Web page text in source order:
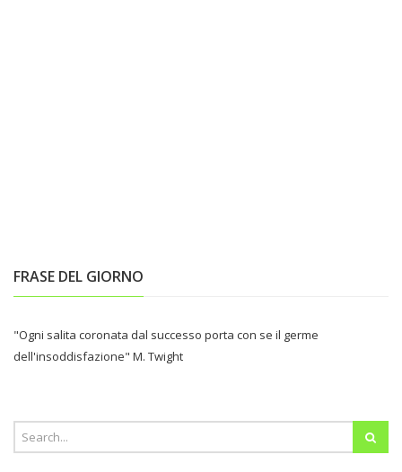
FRASE DEL GIORNO
"Ogni salita coronata dal successo porta con se il germe
dell'insoddisfazione" M. Twight